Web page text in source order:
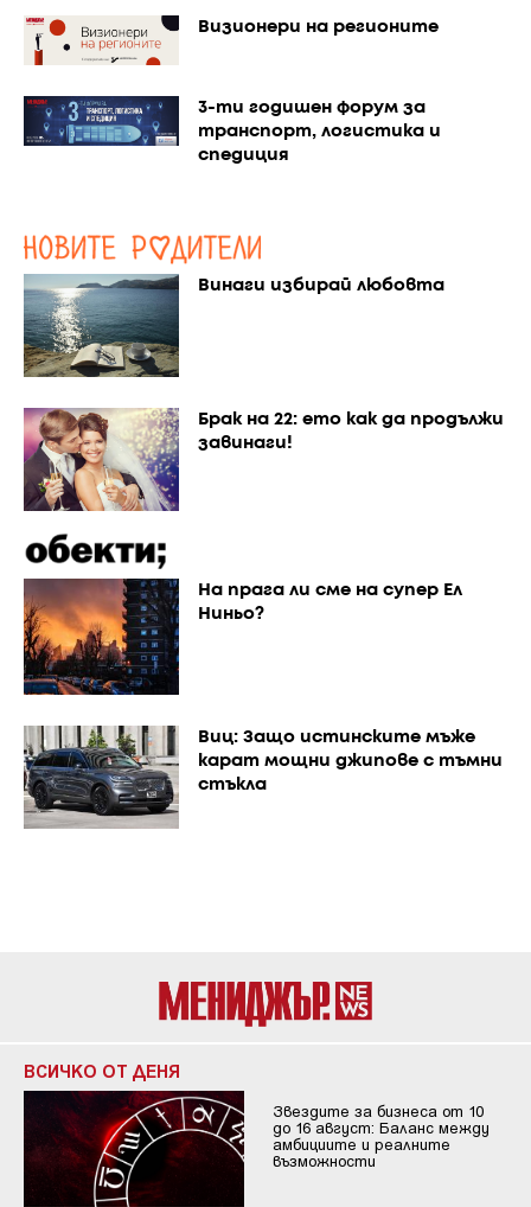
Визионери на регионите
3-ти годишен форум за
транспорт, логистика и
спедиция
Винаги избирай любовта
Брак на 22: ето как да продължи
завинаги!
На прага ли сме на супер Ел
Ниньо?
Виц: Защо истинските мъже
карат мощни джипове с тъмни
стъкла
ВСИЧКО ОТ ДЕНЯ
Звездите за бизнеса от 10
до 16 август: Баланс между
амбициите и реалните
възможности